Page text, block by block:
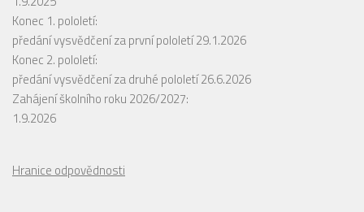
Konec 1. pololetí:
předání vysvědčení za první pololetí 29.1.2026
Konec 2. pololetí:
předání vysvědčení za druhé pololetí 26.6.2026
Zahájení školního roku 2026/2027:
1.9.2026
Hranice odpovědnosti